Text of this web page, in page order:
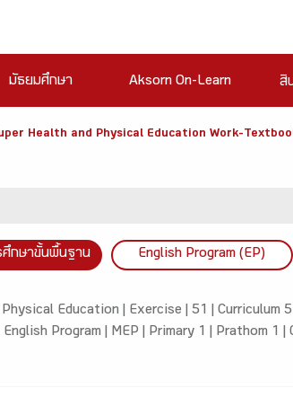
มัธยมศึกษา Aksorn On-Learn สิ
Health and Physical Education Work-
ศึกษาขั้นพื้นฐาน English Program (EP)
Education | Exercise | 51 | Curriculum
English Program | MEP | Primary 1 | Prathom 1 |